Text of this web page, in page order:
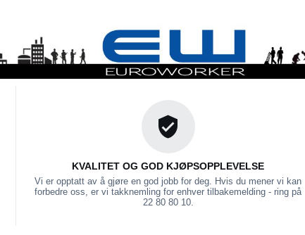
KVALITET OG GOD KJØPSOPPLEVELSE
Vi er opptatt av å gjøre en god jobb for deg. Hvis du mener vi kan
forbedre oss, er vi takknemling for enhver tilbakemelding - ring på
22 80 80 10.